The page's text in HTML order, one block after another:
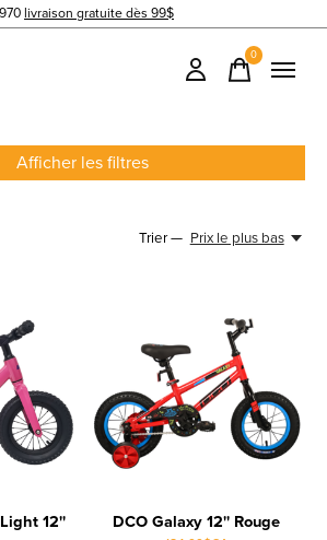
livraison gratuite dès 99$
0items
Afficher les filtres
Trier — Prix le plus bas
12'' DCO Galaxy 12'' Rouge